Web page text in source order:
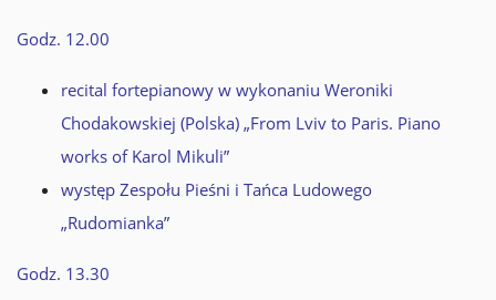
Godz. 12.00
recital fortepianowy w wykonaniu Weroniki
Chodakowskiej (Polska) „From Lviv to Paris. Piano
works of Karol Mikuli”
występ Zespołu Pieśni i Tańca Ludowego
„Rudomianka”
Godz. 13.30